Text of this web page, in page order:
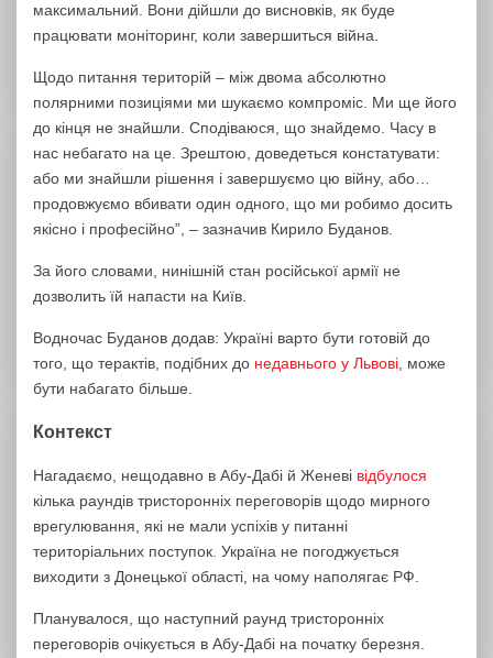
максимальний. Вони дійшли до висновків, як буде
працювати моніторинг, коли завершиться війна.
Щодо питання територій – між двома абсолютно
полярними позиціями ми шукаємо компроміс. Ми ще його
до кінця не знайшли. Сподіваюся, що знайдемо. Часу в
нас небагато на це. Зрештою, доведеться констатувати:
або ми знайшли рішення і завершуємо цю війну, або…
продовжуємо вбивати один одного, що ми робимо досить
якісно і професійно”, – зазначив Кирило Буданов.
За його словами, нинішній стан російської армії не
дозволить їй напасти на Київ.
Водночас Буданов додав: Україні варто бути готовій до
того, що терактів, подібних до недавнього у Львові , може
бути набагато більше.
Контекст
Нагадаємо, нещодавно в Абу-Дабі й Женеві відбулося
кілька раундів тристоронніх переговорів щодо мирного
врегулювання, які не мали успіхів у питанні
територіальних поступок. Україна не погоджується
виходити з Донецької області, на чому наполягає РФ.
Планувалося, що наступний раунд тристоронніх
переговорів очікується в Абу-Дабі на початку березня.